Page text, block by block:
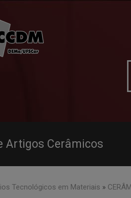
Artigos Cerâmicos
Tecnológicos em Materiais »